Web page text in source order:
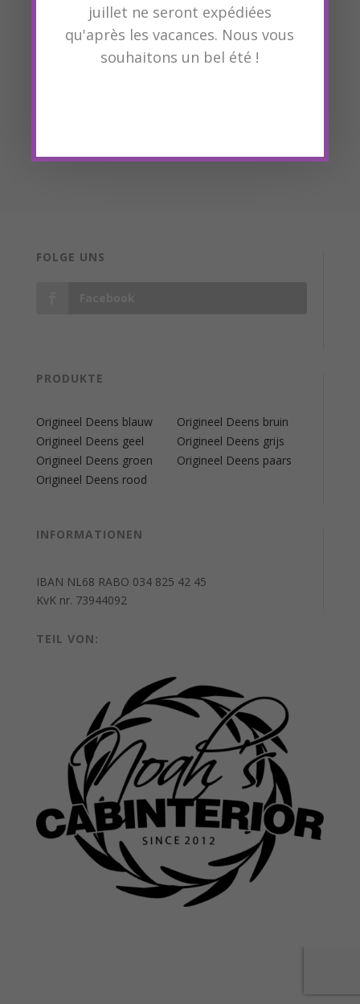
OVERIG
Privacy beleid
FOLGE UNS
PRODUKTE
Origineel Deens blauw
Origineel Deens bruin
Origineel Deens geel
Origineel Deens grijs
Origineel Deens groen
Origineel Deens paars
Origineel Deens rood
INFORMATIONEN
IBAN NL68 RABO 034 825 42 45
KvK nr. 73944092
TEIL VON:
juillet ne seront expédiées
qu'après les vacances. Nous vous
souhaitons un bel été !